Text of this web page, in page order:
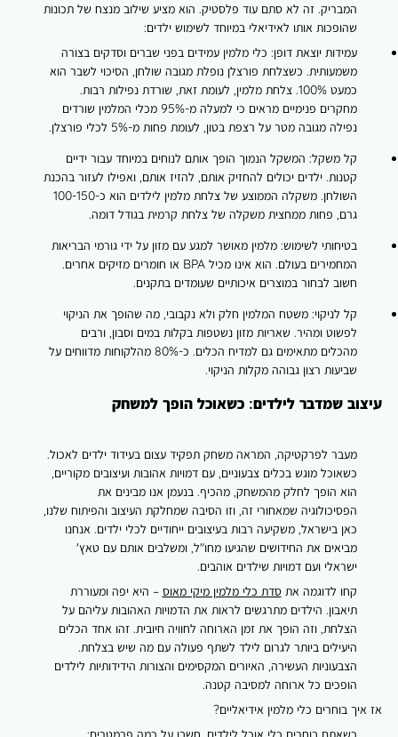
המבריק. זה לא סתם עוד פלסטיק. הוא מציע שילוב מנצח של תכונות
שהופכות אותו לאידיאלי במיוחד לשימוש ילדים:
עמידות יוצאת דופן: כלי מלמין עמידים בפני שברים וסדקים בצורה
משמעותית. כשצלחת פורצלן נופלת מגובה שולחן, הסיכוי לשבר הוא
כמעט 100%. צלחת מלמין, לעומת זאת, שורדת נפילות רבות.
מחקרים פנימיים מראים כי למעלה מ-95% מכלי המלמין שורדים
נפילה מגובה מטר על רצפת בטון, לעומת פחות מ-5% לכלי פורצלן.
קל משקל: המשקל הנמוך הופך אותם לנוחים במיוחד עבור ידיים
קטנות. ילדים יכולים להחזיק אותם, להזיז אותם, ואפילו לעזור בהכנת
השולחן. משקלה הממוצע של צלחת מלמין לילדים הוא כ-100-150
גרם, פחות ממחצית משקלה של צלחת קרמית בגודל דומה.
בטיחותי לשימוש: מלמין מאושר למגע עם מזון על ידי גורמי הבריאות
המחמירים בעולם. הוא אינו מכיל BPA או חומרים מזיקים אחרים.
חשוב לבחור במוצרים איכותיים שעומדים בתקנים.
קל לניקוי: משטח המלמין חלק ולא נקבובי, מה שהופך את הניקוי
לפשוט ומהיר. שאריות מזון נשטפות בקלות במים וסבון, ורבים
מהכלים מתאימים גם למדיח הכלים. כ-80% מהלקוחות מדווחים על
שביעות רצון גבוהה מקלות הניקוי.
עיצוב שמדבר לילדים: כשאוכל הופך למשחק
מעבר לפרקטיקה, המראה משחק תפקיד עצום בעידוד ילדים לאכול.
כשאוכל מוגש בכלים צבעוניים, עם דמויות אהובות ועיצובים מקוריים,
הוא הופך לחלק מהמשחק, מהכיף. בנעמן אנו מבינים את
הפסיכולוגיה שמאחורי זה, וזו הסיבה שמחלקת העיצוב והפיתוח שלנו,
כאן בישראל, משקיעה רבות בעיצובים ייחודיים לכלי ילדים. אנחנו
מביאים את החידושים שהגיעו מחו"ל, ומשלבים אותם עם טאץ'
ישראלי ועם דמויות שילדים אוהבים.
קחו לדוגמה אתסדת כלי מלמין מיקי מאוס– היא יפה ומעוררת
תיאבון. הילדים מתרגשים לראות את הדמויות האהובות עליהם על
הצלחת, וזה הופך את זמן הארוחה לחוויה חיובית. זהו אחד הכלים
היעילים ביותר לגרום לילד לשתף פעולה עם מה שיש בצלחת.
הצבעוניות העשירה, האיורים המקסימים והצורות הידידותיות לילדים
הופכים כל ארוחה למסיבה קטנה.
אז איך בוחרים כלי מלמין אידיאליים?